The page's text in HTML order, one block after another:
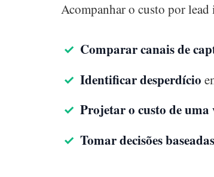
Acompanhar o custo por
Comparar canais de
Identificar desperdício
Projetar o custo de uma
Tomar decisões